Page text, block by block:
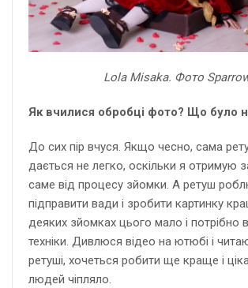
Lola Misaka. Фото
Як вчилися обробці фото? Що було
До сих пір вчуся. Якщо чесно, сама
дається не легко, оскільки я отримую
саме від процесу зйомки. А ретуш
підправити вади і зробити картинку
деяких зйомках цього мало і потрібно
техніки. Дивлюся відео на ютюбі і
ретуші, хочеться робити ще краще і
людей чіпляло.